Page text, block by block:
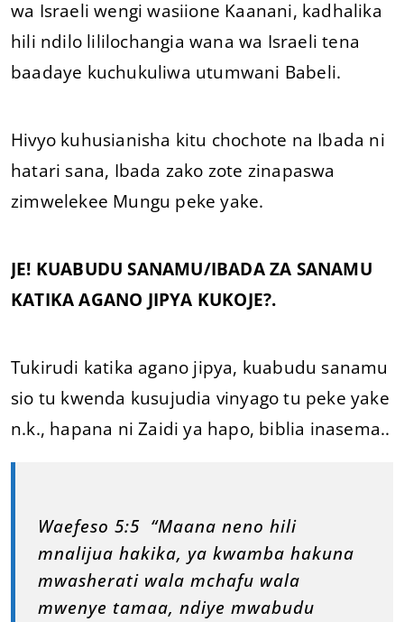
wa Israeli wengi wasiione Kaanani, kadhalika
hili ndilo lililochangia wana wa Israeli tena
baadaye kuchukuliwa utumwani Babeli.
Hivyo kuhusianisha kitu chochote na Ibada ni
hatari sana, Ibada zako zote zinapaswa
zimwelekee Mungu peke yake.
JE! KUABUDU SANAMU/IBADA ZA SANAMU
KATIKA AGANO JIPYA KUKOJE?.
Tukirudi katika agano jipya, kuabudu sanamu
sio tu kwenda kusujudia vinyago tu peke yake
n.k., hapana ni Zaidi ya hapo, biblia inasema..
Waefeso 5:5 “Maana neno hili
mnalijua hakika, ya kwamba hakuna
mwasherati wala mchafu wala
mwenye tamaa, ndiye mwabudu